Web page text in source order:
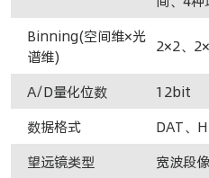
Binning(空间维×光
谱维)
2×2、
A/D量化位数
12bit
数据格式
DAT、
望远镜类型
宽波段